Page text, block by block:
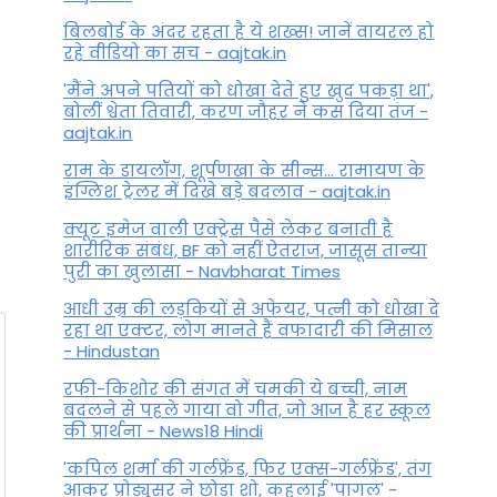
बिलबोर्ड के अंदर रहता है ये शख्स! जानें वायरल हो
रहे वीडियो का सच - aajtak.in
'मैंने अपने पतियों को धोखा देते हुए खुद पकड़ा था',
बोलीं श्वेता तिवारी, करण जौहर ने कस दिया तंज -
aajtak.in
राम के डायलॉग, शूर्पणखा के सीन्स... रामायण के
इंग्लिश ट्रेलर में दिखे बड़े बदलाव - aajtak.in
क्यूट इमेज वाली एक्ट्रेस पैसे लेकर बनाती है
शारीरिक संबंध, BF को नहीं ऐतराज, जासूस तान्‍या
पुरी का खुलासा - Navbharat Times
आधी उम्र की लड़कियों से अफेयर, पत्नी को धोखा दे
रहा था एक्टर, लोग मानते हैं वफादारी की मिसाल
- Hindustan
रफी-किशोर की संगत में चमकी ये बच्ची, नाम
बदलने से पहले गाया वो गीत, जो आज है हर स्कूल
की प्रार्थना - News18 Hindi
'कपिल शर्मा की गर्लफ्रेंड, फिर एक्स-गर्लफ्रेंड', तंग
आकर प्रोड्यूसर ने छोड़ा शो, कहलाई 'पागल' -